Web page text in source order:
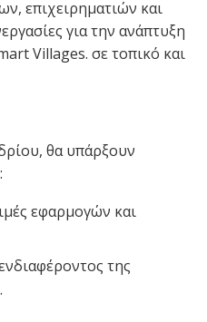
επιχειρηματιών και
για την ανάπτυξη
Villages. σε τοπικό και
θα υπάρξουν
εφαρμογών και
της